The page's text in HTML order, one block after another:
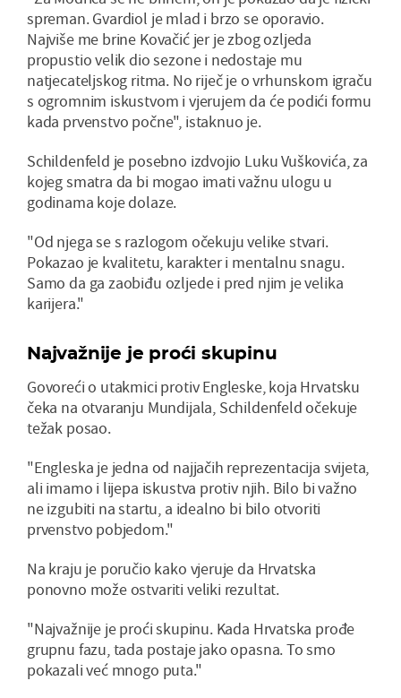
spreman. Gvardiol je mlad i brzo se oporavio.
Najviše me brine Kovačić jer je zbog ozljeda
propustio velik dio sezone i nedostaje mu
natjecateljskog ritma. No riječ je o vrhunskom igraču
s ogromnim iskustvom i vjerujem da će podići formu
kada prvenstvo počne", istaknuo je.
Schildenfeld je posebno izdvojio Luku Vuškovića, za
kojeg smatra da bi mogao imati važnu ulogu u
godinama koje dolaze.
"Od njega se s razlogom očekuju velike stvari.
Pokazao je kvalitetu, karakter i mentalnu snagu.
Samo da ga zaobiđu ozljede i pred njim je velika
karijera."
Najvažnije je proći skupinu
Govoreći o utakmici protiv Engleske, koja Hrvatsku
čeka na otvaranju Mundijala, Schildenfeld očekuje
težak posao.
"Engleska je jedna od najjačih reprezentacija svijeta,
ali imamo i lijepa iskustva protiv njih. Bilo bi važno
ne izgubiti na startu, a idealno bi bilo otvoriti
prvenstvo pobjedom."
Na kraju je poručio kako vjeruje da Hrvatska
ponovno može ostvariti veliki rezultat.
"Najvažnije je proći skupinu. Kada Hrvatska prođe
grupnu fazu, tada postaje jako opasna. To smo
pokazali već mnogo puta."